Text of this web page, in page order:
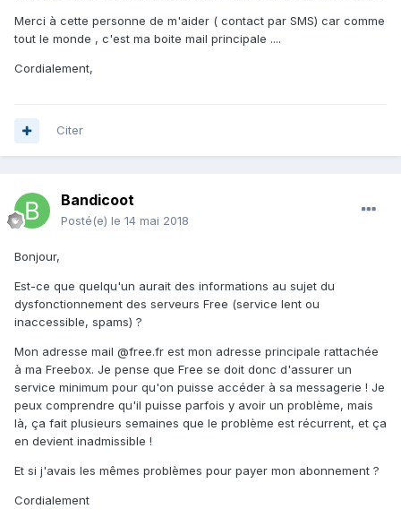
Merci à cette personne de m'aider ( contact par SMS) car comme
tout le monde , c'est ma boite mail principale ....
Cordialement,
Citer
Bandicoot
Posté(e) le 14 mai 2018
Bonjour,
Est-ce que quelqu'un aurait des informations au sujet du
dysfonctionnement des serveurs Free (service lent ou
inaccessible, spams) ?
Mon adresse mail @free.fr est mon adresse principale rattachée
à ma Freebox. Je pense que Free se doit donc d'assurer un
service minimum pour qu'on puisse accéder à sa messagerie ! Je
peux comprendre qu'il puisse parfois y avoir un problème, mais
là, ça fait plusieurs semaines que le problème est récurrent, et ça
en devient inadmissible !
Et si j'avais les mêmes problèmes pour payer mon abonnement ?
Cordialement